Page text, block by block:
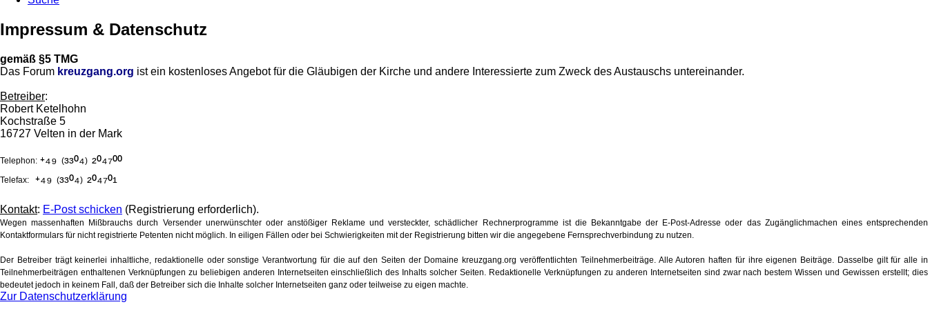
Impressum & Datenschutz
gemäß §5 TMG
Das Forum kreuzgang.org ist ein kostenloses Angebot für die Gläubigen der Kirche und andere Interessierte zum Zweck des Austauschs untereinander.
Betreiber:
Robert Ketelhohn
Kochstraße 5
16727 Velten in der Mark
Telephon: ⁺⁴⁹ (³³⁰⁴) ²⁰⁴⁷⁰⁰
Telefax: ⁺⁴⁹ (³³⁰⁴) ²⁰⁴⁷⁰¹
Kontakt: E-Post schicken (Registrierung erforderlich).
Wegen massenhaften Mißbrauchs durch Versender unerwünschter oder anstößiger Reklame und versteckter, schädlicher Rechnerprogramme ist die Bekanntgabe der E-Post-Adresse oder das Zugänglichmachen eines entsprechenden
Kontaktformulars für nicht registrierte Petenten nicht möglich. In eiligen Fällen oder bei Schwierigkeiten mit der Registrierung bitten wir die angegebene Fernsprechverbindung zu nutzen.
Der Betreiber trägt keinerlei inhaltliche, redaktionelle oder sonstige Verantwortung für die auf den Seiten der Domaine kreuzgang.org veröffentlichten Teilnehmerbeiträge. Alle Autoren haften für ihre eigenen Beiträge. Dasselbe gilt für alle in
Teilnehmerbeiträgen enthaltenen Verknüpfungen zu beliebigen anderen Internetseiten einschließlich des Inhalts solcher Seiten. Redaktionelle Verknüpfungen zu anderen Internetseiten sind zwar nach bestem Wissen und Gewissen erstellt; dies
bedeutet jedoch in keinem Fall, daß der Betreiber sich die Inhalte solcher Internetseiten ganz oder teilweise zu eigen machte.
Zur Datenschutzerklärung